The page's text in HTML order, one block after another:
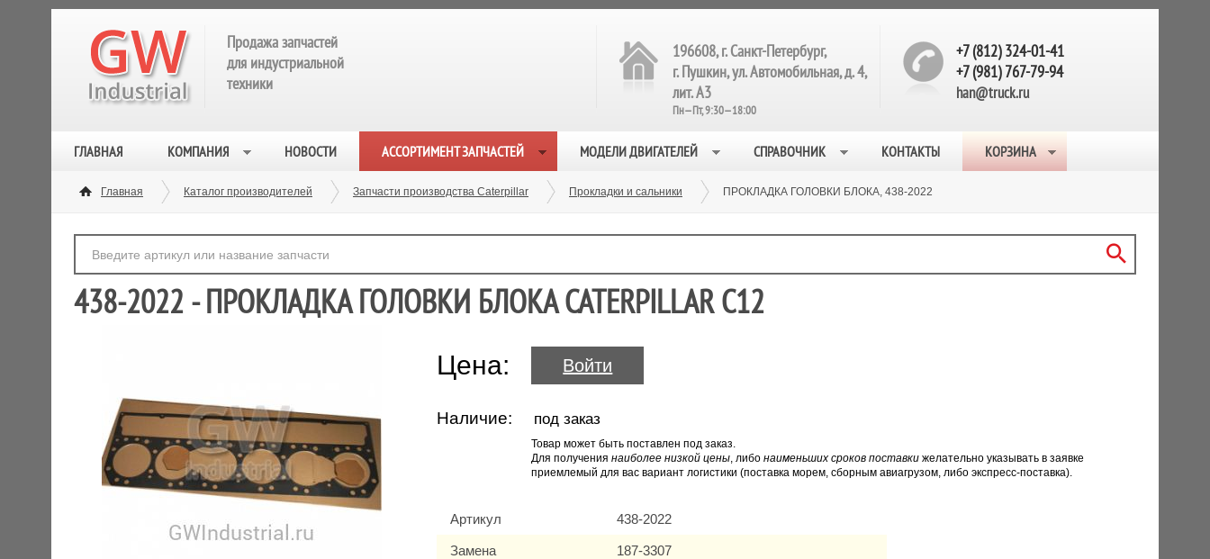
Продажа запчастей
для индустриальной
техники
196608, г. Санкт-Петербург,
г. Пушкин, ул. Автомобильная, д. 4,
лит. А3
Пн—Пт, 9:30—18:00
+7 (812) 324-01-41
+7 (981) 767-79-94
han@truck.ru
ГЛАВНАЯ КОМПАНИЯ НОВОСТИ АССОРТИМЕНТ ЗАПЧАСТЕЙ МОДЕЛИ ДВИГАТЕЛЕЙ СПРАВОЧНИК КОНТАКТЫ КОРЗИНА
Главная Каталог производителей Запчасти производства Caterpillar Прокладки и сальники ПРОКЛАДКА ГОЛОВКИ БЛОКА, 438-2022
438-2022 - ПРОКЛАДКА ГОЛОВКИ БЛОКА CATERPILLAR C12
Цена: Войти
Наличие: под заказ
Товар может быть поставлен под заказ.
Для получениянаиболее низкой цены, либонаименьших сроков поставки желательно указывать в заявке
приемлемый для вас вариант логистики (поставка морем, сборным авиагрузом, либо экспресс-поставка).
Артикул 438-2022
Замена 187-3307